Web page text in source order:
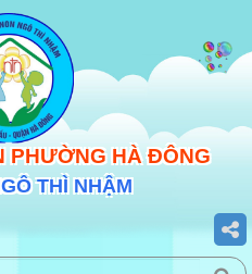
PHƯỜNG HÀ ĐÔNG
THÌ NHẬM